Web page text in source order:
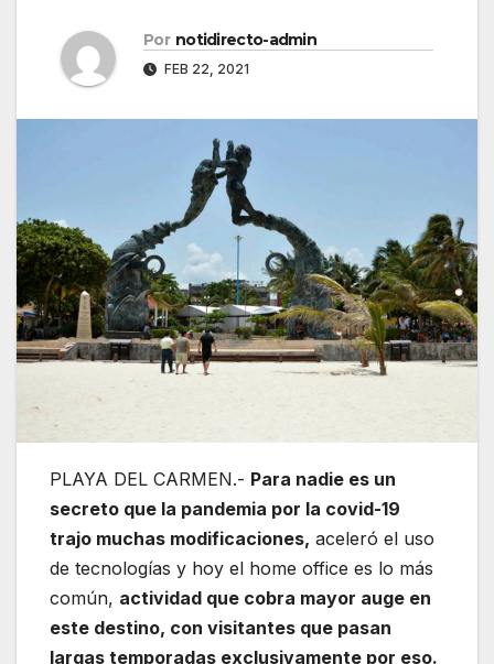
Por notidirecto-admin
FEB 22, 2021
PLAYA DEL CARMEN.- Para nadie es un
secreto que la pandemia por la covid-19
trajo muchas modificaciones, aceleró el uso
de tecnologías y hoy el home office es lo más
común, actividad que cobra mayor auge en
este destino, con visitantes que pasan
largas temporadas exclusivamente por eso.